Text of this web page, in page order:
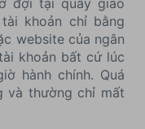
đợi tại quầy giao
khoản chỉ bằng
website của ngân
khoản bất cứ lúc
hành chính. Quá
và thường chỉ mất